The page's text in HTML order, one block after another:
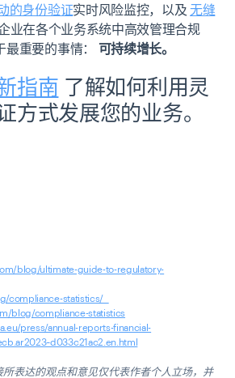
的身份验证实时风险监控，以及无缝
业在各个业务系统中高效管理合规
最重要的事情：
可持续增长。
指南 了解如何利用灵
方式发展您的业务。
blog/ultimate-guide-to-regulatory-
compliance-statistics/
blog/compliance-statistics
press/annual-reports-financial-
所表达的观点和意见仅代表作者个人立场，并